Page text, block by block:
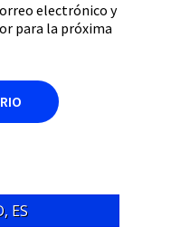
electrónico y
para la próxima
ES